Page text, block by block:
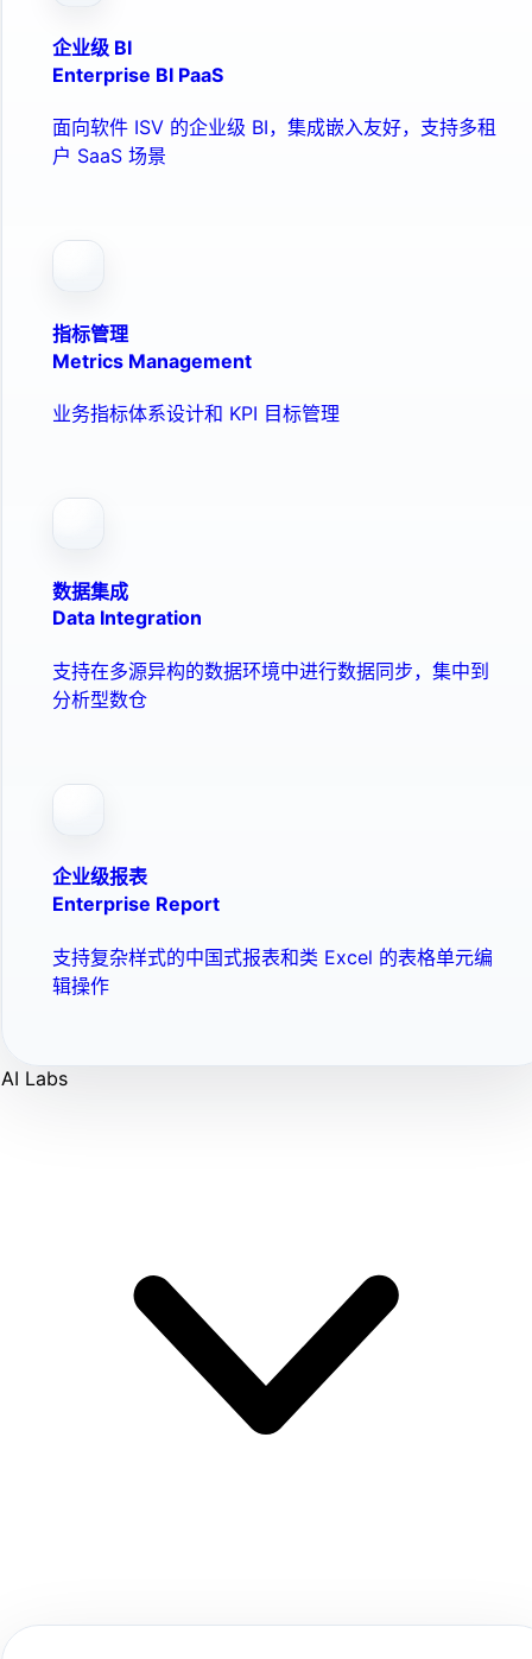
企业级 BI
Enterprise BI PaaS
面向软件 ISV 的企业级 BI，集成嵌入友好，支持多租
户 SaaS 场景
指标管理
Metrics Management
业务指标体系设计和 KPI 目标管理
数据集成
Data Integration
支持在多源异构的数据环境中进行数据同步，集中到
分析型数仓
企业级报表
Enterprise Report
支持复杂样式的中国式报表和类 Excel 的表格单元编
辑操作
AI Labs